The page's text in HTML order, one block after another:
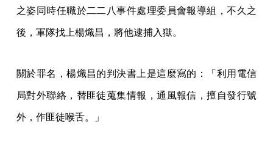
之姿同時任職於二二八事件處理委員會報導組，不久之
後，軍隊找上楊熾昌，將他逮捕入獄。
關於罪名，楊熾昌的判決書上是這麼寫的：「利用電信
局對外聯絡，替匪徒蒐集情報，通風報信，擅自發行號
外，作匪徒喉舌。」